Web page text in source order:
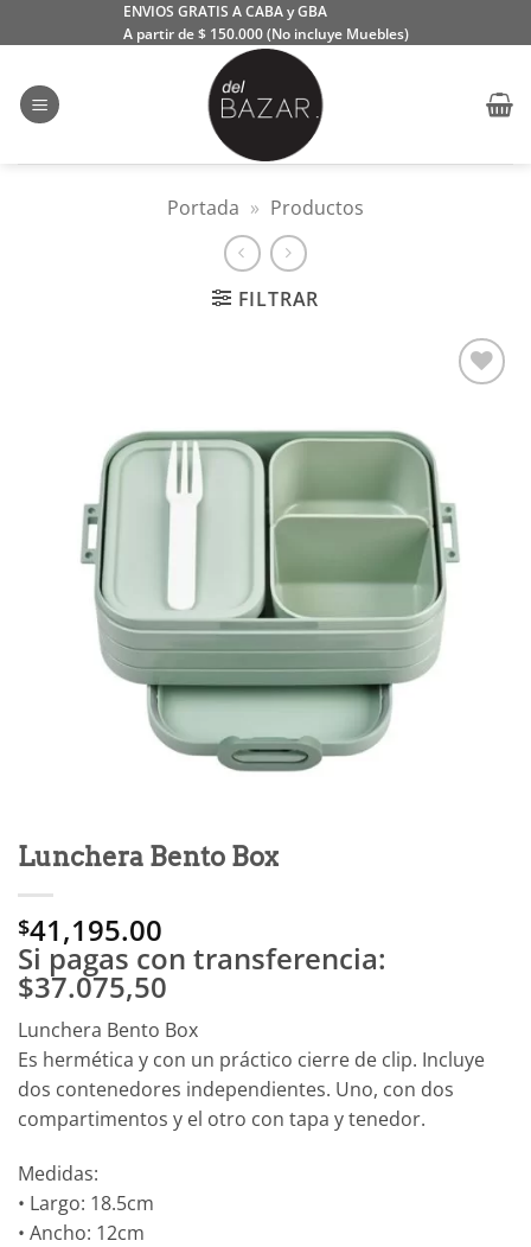
al
ENVIOS GRATIS A CABA y GBA
A partir de $ 150.000 (No incluye Muebles)
Portada » Productos
FILTRAR
Lunchera Bento Box
$41,195.00
Si pagas con transferencia:
$37.075,50
Lunchera Bento Box
Es hermética y con un práctico cierre de clip. Incluye
dos contenedores independientes. Uno, con dos
compartimentos y el otro con tapa y tenedor.
Medidas:
• Largo: 18.5cm
• Ancho: 12cm